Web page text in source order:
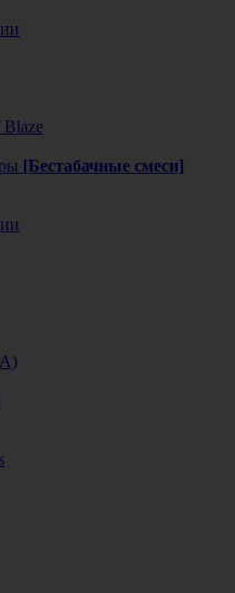
[Бестабачные смеси]